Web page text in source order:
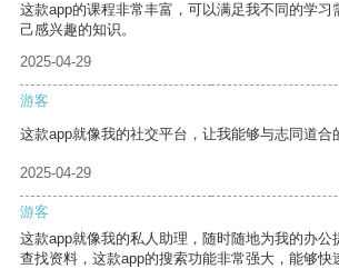
这款app的课程非常丰富，可以满足我不同的学习
己感兴趣的知识。
2025-04-29
游客
这款app就像我的社交平台，让我能够与志同道合
2025-04-29
游客
这款app就像我的私人助理，随时随地为我的办公
查找资料，这款app的搜索功能非常强大，能够快